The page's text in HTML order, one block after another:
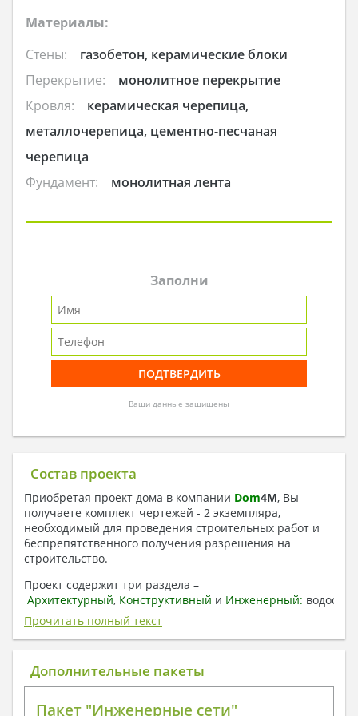
Материалы:
Стены:
газобетон, керамические блоки
Перекрытие:
монолитное перекрытие
Кровля:
керамическая черепица,
металлочерепица, цементно-песчаная
черепица
Фундамент:
монолитная лента
Заполни
Ваши данные защищены
Состав проекта
Приобретая проект дома в компании Dom4M, Вы
получаете комплект чертежей - 2 экземпляра,
необходимый для проведения строительных работ и
беспрепятственного получения разрешения на
строительство.
Проект содержит три раздела –
Архитектурный, Конструктивный и Инженерный:
отопление, вентиляция, канализация,
электроснабжение (приобретается за дополнительную
плату) + Пояснительная записка.
1. Архитектурный раздел:
Прочитать полный текст
Дополнительные пакеты
Пакет "Инженерные сети"